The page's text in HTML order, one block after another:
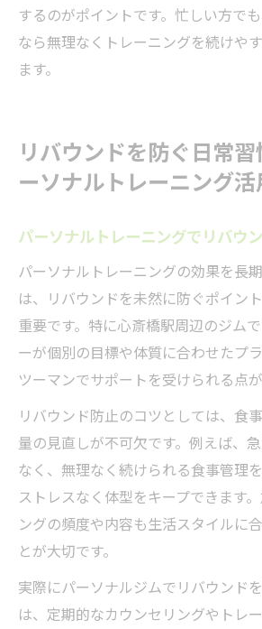
するのがポイントです。忙しい方で
なら無理なくトレーニングを続けや
ます。
リバウンドを防ぐ日常
ーソナルトレーニング
パーソナルトレーニングでリバウ
パーソナルトレーニングの効果を長
は、リバウンドを未然に防ぐポイン
重要です。特に心斎橋駅周辺のジム
ーが個別の目標や体質に合わせたプ
ツーマンでサポートを受けられる点が
リバウンド防止のコツとしては、食
量の見直しが不可欠です。例えば、
なく、無理なく続けられる食事管理
ストレスなく体型をキープできます
ングの頻度や内容も生活スタイルに
とが大切です。
実際にパーソナルジムでリバウンド
は、定期的なカウンセリングやトレ